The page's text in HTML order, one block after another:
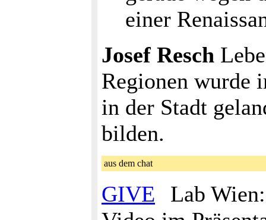
einer
Josef Resch
Regionen wurde
in der Stadt
bilden.
aus dem chat
GIVE
Lab